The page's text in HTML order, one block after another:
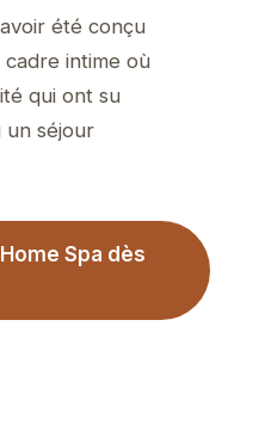
été conçu
intime où
qui ont su
un séjour
Spa dès